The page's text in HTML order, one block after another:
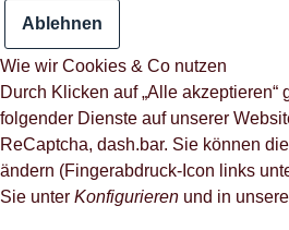
Ablehnen
Wie wir Cookies & Co nutzen
Durch Klicken auf „Alle akzeptieren“
folgender Dienste auf unserer
ReCaptcha, dash.bar. Sie können
ändern (Fingerabdruck-Icon links
Sie unter Konfigurieren und in